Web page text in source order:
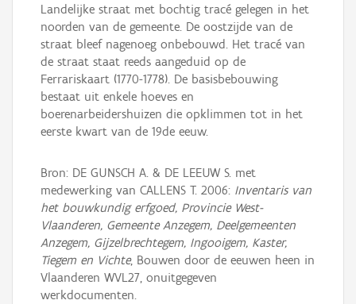
Hergebruik
Aanmelden
Landelijke straat met bochtig tracé gelegen in het
noorden van de gemeente. De oostzijde van de
straat bleef nagenoeg onbebouwd. Het tracé van
de straat staat reeds aangeduid op de
Ferrariskaart (1770-1778). De basisbebouwing
bestaat uit enkele hoeves en
boerenarbeidershuizen die opklimmen tot in het
eerste kwart van de 19de eeuw.
Bron: DE GUNSCH A. & DE LEEUW S. met
medewerking van CALLENS T. 2006: Inventaris van
het bouwkundig erfgoed, Provincie West-
Vlaanderen, Gemeente Anzegem, Deelgemeenten
Anzegem, Gijzelbrechtegem, Ingooigem, Kaster,
Tiegem en Vichte, Bouwen door de eeuwen heen in
Vlaanderen WVL27, onuitgegeven
werkdocumenten.